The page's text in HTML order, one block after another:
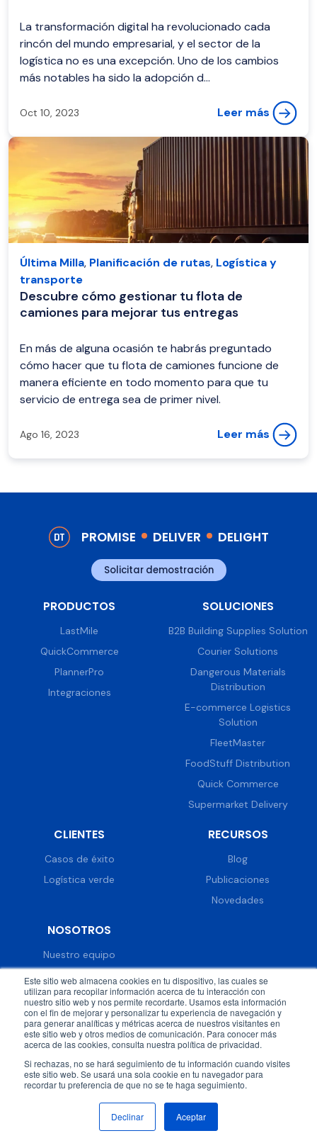
Este sitio web almacena cookies en tu dispositivo, las cuales se
utilizan para recopilar información acerca de tu interacción con
nuestro sitio web y nos permite recordarte. Usamos esta información
con el fin de mejorar y personalizar tu experiencia de navegación y
para generar analíticas y métricas acerca de nuestros visitantes en
este sitio web y otros medios de comunicación. Para conocer más
acerca de las cookies, consulta nuestra política de privacidad.
Si rechazas, no se hará seguimiento de tu información cuando visites
este sitio web. Se usará una sola cookie en tu navegador para
recordar tu preferencia de que no se te haga seguimiento.
Aceptar
Declinar
La transformación digital ha revolucionado cada
rincón del mundo empresarial, y el sector de la
logística no es una excepción. Uno de los cambios
más notables ha sido la adopción d...
Oct 10, 2023 Leer más
Última Milla, Planificación de rutas, Logística y
transporte
Descubre cómo gestionar tu flota de
camiones para mejorar tus entregas
En más de alguna ocasión te habrás preguntado
cómo hacer que tu flota de camiones funcione de
manera eficiente en todo momento para que tu
servicio de entrega sea de primer nivel.
Ago 16, 2023 Leer más
PROMISE DELIVER DELIGHT
Solicitar demostración
PRODUCTOS
LastMile
QuickCommerce
PlannerPro
Integraciones
SOLUCIONES
B2B Building Supplies Solution
Courier Solutions
Dangerous Materials
Distribution
E-commerce Logistics
Solution
FleetMaster
FoodStuff Distribution
Quick Commerce
Supermarket Delivery
CLIENTES
Casos de éxito
Logística verde
RECURSOS
Blog
Publicaciones
Novedades
NOSOTROS
Nuestro equipo
Trabaja con nosotros
Prensa
Eventos
© 2026 DispatchTrack all rights reserved. Política de
privacidad
Términos & condiciones
Síguenos en